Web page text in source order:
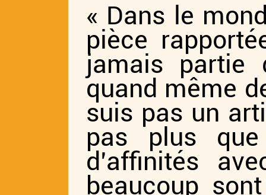
« Dans le
pièce
jamais partie
quand même
suis pas un
pas plus
d’affinités
beaucoup